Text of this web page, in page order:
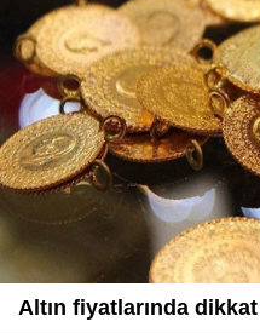
Altın fiyatlarında